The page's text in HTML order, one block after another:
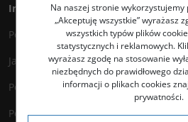
Informacje
Polityka prywatności
Jak kupować?
Polityka legalności
Polityka antyspamowa
Na naszej stronie wykorzystujemy
„Akceptuję wszystkie” wyrażasz
wszystkich typów plików
statystycznych i reklamowych.
wyrażasz zgodę na stosowanie
niezbędnych do prawidłowego
informacji o plikach cookies
prywatności.